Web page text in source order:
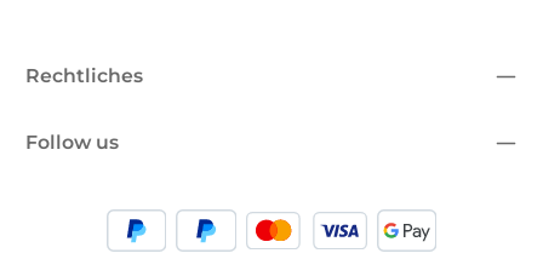
ourdata protection information
Rechtliches
Follow us